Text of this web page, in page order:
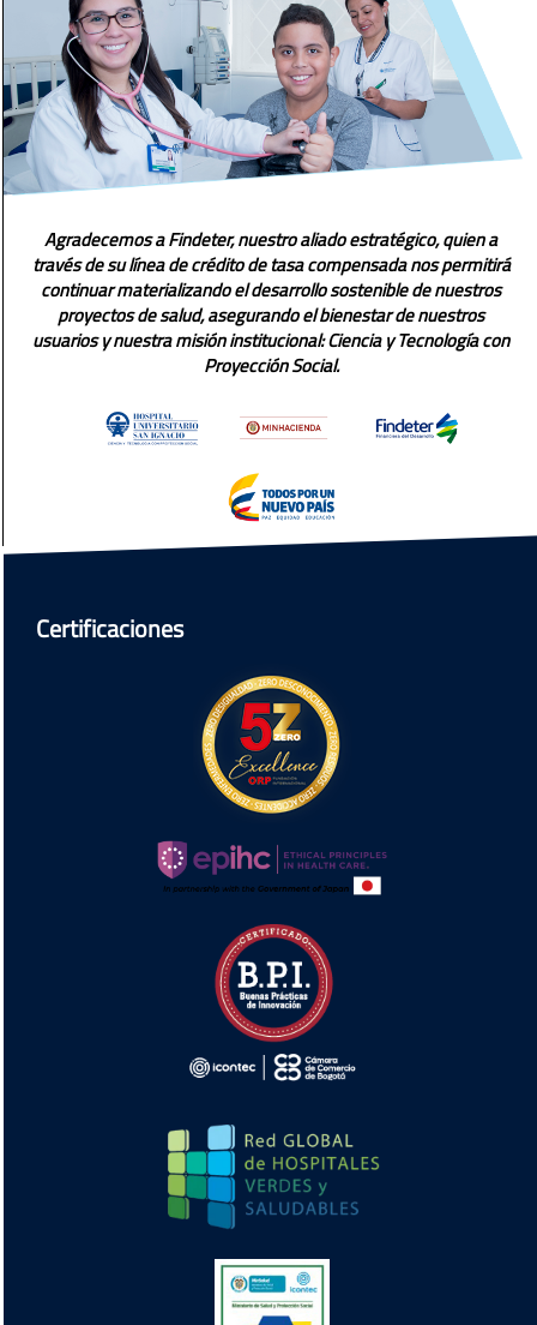
Agradecemos a Findeter, nuestro aliado estratégico, quien a
través de su línea de crédito de tasa compensada nos permitirá
continuar materializando el desarrollo sostenible de nuestros
proyectos de salud, asegurando el bienestar de nuestros
usuarios y nuestra misión institucional: Ciencia y Tecnología con
Proyección Social.
Certificaciones